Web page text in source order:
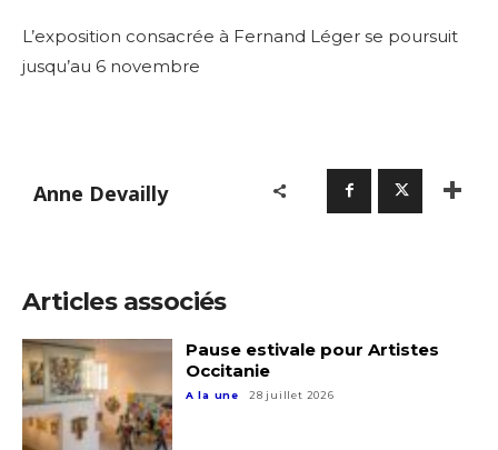
L’exposition consacrée à Fernand Léger se poursuit
jusqu’au 6 novembre
Anne Devailly
Articles associés
Pause estivale pour Artistes
Occitanie
A la une 28 juillet 2026